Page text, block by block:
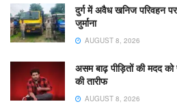
दुर्ग में अवैध खनिज परिवहन पर
जुर्माना
AUGUST 8, 2026
असम बाढ़ पीड़ितों की मदद
की तारीफ
AUGUST 8, 2026